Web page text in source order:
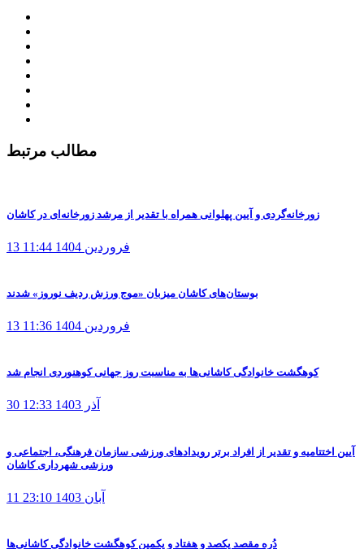
مطالب مرتبط
زورخانه‌گردی و آیین پهلوانی همراه با تقدیر از مرشد زورخانه‌ای در کاشان
13 فروردین 1404 11:44
بوستان‌های کاشان میزبان «موج ورزش ردیف نوروز» شدند
13 فروردین 1404 11:36
کوهگشت‌ خانوادگی کاشانی‌ها به مناسبت روز جهانی کوهنوردی انجام شد
30 آذر 1403 12:33
آیین اختتامیه و تقدیر از افراد برتر رویدادهای ورزشی سازمان فرهنگی، اجتماعی و
ورزشی شهرداری کاشان
11 آبان 1403 23:10
دُره مقصد یکصد و هفتاد و یکمین کوهگشت خانوادگی کاشانی‌ها